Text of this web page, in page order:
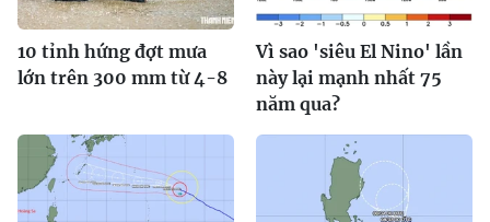
10 tỉnh hứng đợt mưa
lớn trên 300 mm từ 4-8
Vì sao 'siêu El Nino' lần
này lại mạnh nhất 75
năm qua?